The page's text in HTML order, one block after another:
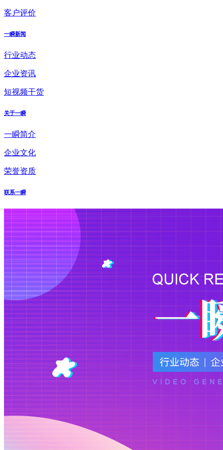
客户评价
一瞬新闻
行业动态
企业资讯
短视频干货
关于一瞬
一瞬简介
企业文化
荣誉资质
联系一瞬